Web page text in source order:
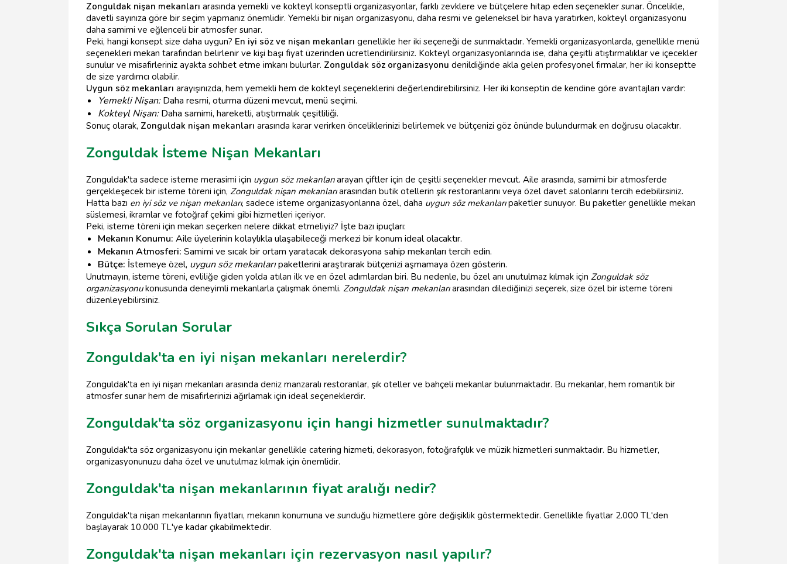
Zonguldak nişan mekanları arasında yemekli ve kokteyl konseptli organizasyonlar, farklı zevklere ve bütçelere hitap eden seçenekler sunar. Öncelikle,
davetli sayınıza göre bir seçim yapmanız önemlidir. Yemekli bir nişan organizasyonu, daha resmi ve geleneksel bir hava yaratırken, kokteyl organizasyonu
daha samimi ve eğlenceli bir atmosfer sunar.
Peki, hangi konsept size daha uygun? En iyi söz ve nişan mekanları genellikle her iki seçeneği de sunmaktadır. Yemekli organizasyonlarda, genellikle menü
seçenekleri mekan tarafından belirlenir ve kişi başı fiyat üzerinden ücretlendirilirsiniz. Kokteyl organizasyonlarında ise, daha çeşitli atıştırmalıklar ve içecekler
sunulur ve misafirleriniz ayakta sohbet etme imkanı bulurlar. Zonguldak söz organizasyonu denildiğinde akla gelen profesyonel firmalar, her iki konseptte
de size yardımcı olabilir.
Uygun söz mekanları arayışınızda, hem yemekli hem de kokteyl seçeneklerini değerlendirebilirsiniz. Her iki konseptin de kendine göre avantajları vardır:
Yemekli Nişan:Daha resmi, oturma düzeni mevcut, menü seçimi.
Kokteyl Nişan:Daha samimi, hareketli, atıştırmalık çeşitliliği.
Sonuç olarak, Zonguldak nişan mekanları arasında karar verirken önceliklerinizi belirlemek ve bütçenizi göz önünde bulundurmak en doğrusu olacaktır.
Zonguldak İsteme Nişan Mekanları
Zonguldak'ta sadece isteme merasimi için uygun söz mekanlarıarayan çiftler için de çeşitli seçenekler mevcut. Aile arasında, samimi bir atmosferde
gerçekleşecek bir isteme töreni için, Zonguldak nişan mekanlarıarasından butik otellerin şık restoranlarını veya özel davet salonlarını tercih edebilirsiniz.
Hatta bazı en iyi söz ve nişan mekanları, sadece isteme organizasyonlarına özel, daha uygun söz mekanlarıpaketler sunuyor. Bu paketler genellikle mekan
süslemesi, ikramlar ve fotoğraf çekimi gibi hizmetleri içeriyor.
Peki, isteme töreni için mekan seçerken nelere dikkat etmeliyiz? İşte bazı ipuçları:
Mekanın Konumu: Aile üyelerinin kolaylıkla ulaşabileceği merkezi bir konum ideal olacaktır.
Mekanın Atmosferi: Samimi ve sıcak bir ortam yaratacak dekorasyona sahip mekanları tercih edin.
Bütçe: İstemeye özel, uygun söz mekanlarıpaketlerini araştırarak bütçenizi aşmamaya özen gösterin.
Unutmayın, isteme töreni, evliliğe giden yolda atılan ilk ve en özel adımlardan biri. Bu nedenle, bu özel anı unutulmaz kılmak için Zonguldak söz
organizasyonukonusunda deneyimli mekanlarla çalışmak önemli. Zonguldak nişan mekanlarıarasından dilediğinizi seçerek, size özel bir isteme töreni
düzenleyebilirsiniz.
Sıkça Sorulan Sorular
Zonguldak'ta en iyi nişan mekanları nerelerdir?
Zonguldak'ta en iyi nişan mekanları arasında deniz manzaralı restoranlar, şık oteller ve bahçeli mekanlar bulunmaktadır. Bu mekanlar, hem romantik bir
atmosfer sunar hem de misafirlerinizi ağırlamak için ideal seçeneklerdir.
Zonguldak'ta söz organizasyonu için hangi hizmetler sunulmaktadır?
Zonguldak'ta söz organizasyonu için mekanlar genellikle catering hizmeti, dekorasyon, fotoğrafçılık ve müzik hizmetleri sunmaktadır. Bu hizmetler,
organizasyonunuzu daha özel ve unutulmaz kılmak için önemlidir.
Zonguldak'ta nişan mekanlarının fiyat aralığı nedir?
Zonguldak'ta nişan mekanlarının fiyatları, mekanın konumuna ve sunduğu hizmetlere göre değişiklik göstermektedir. Genellikle fiyatlar 2.000 TL'den
başlayarak 10.000 TL'ye kadar çıkabilmektedir.
Zonguldak'ta nişan mekanları için rezervasyon nasıl yapılır?